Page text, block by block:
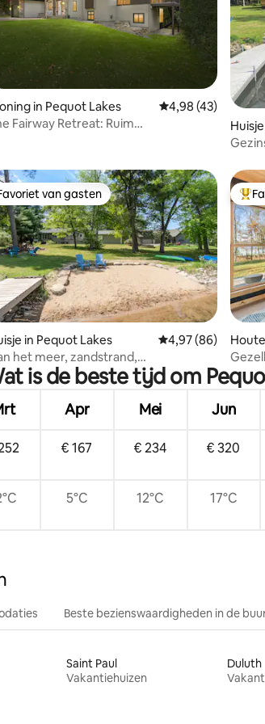
van 4,97 uit 5, 31 recensies
in Pequot Lakes Gemiddelde
4,98 (43)
Fairway Retreat: Ruim
van 4,88 uit 5, 78 recensies
van gasten
van gasten
in Pequot Lakes Gemiddelde
4,97 (86)
het meer, zandstrand,
ruim!
kajaks
is de beste tijd om
Apr Mei Jun
€ 167 € 234 € 320
5°C 12°C 17°C
Beste bezienswaardigheden in de
Saint Paul
Vakantiehuizen
Duluth